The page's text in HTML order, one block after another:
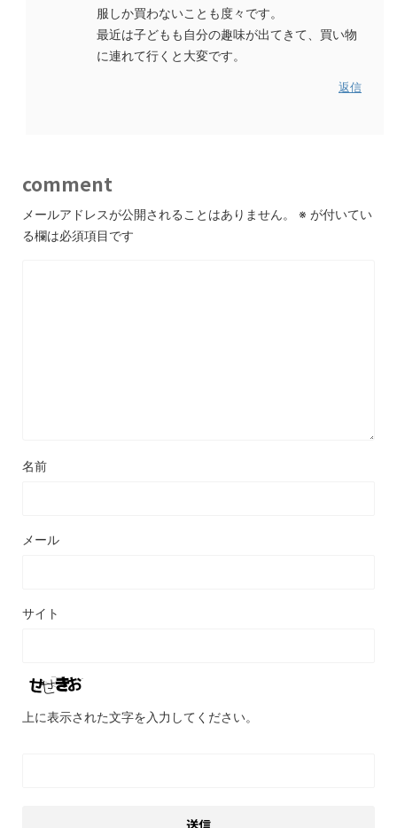
服しか買わないことも度々です。
最近は子どもも自分の趣味が出てきて、買い物
に連れて行くと大変です。
返信
comment
メールアドレスが公開されることはありません。 ※ が付いてい
る欄は必須項目です
名前
メール
サイト
上に表示された文字を入力してください。